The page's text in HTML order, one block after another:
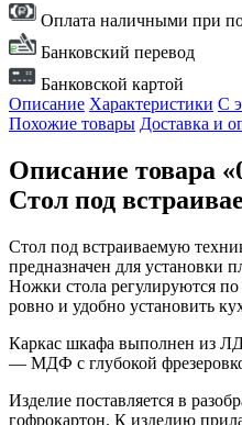
Оплата наличными при
Банковский перевод
Банковской картой
Описание Характеристики С
Похожие товары Доставка и
Описание товара
Стол под
Стол под встраиваемую
предназначен для установки
Ножки стола регулируются
ровно и удобно установить
Каркас шкафа выполнен из
— МДФ с глубокой
Изделие поставляется в
гофрокартон. К изделию